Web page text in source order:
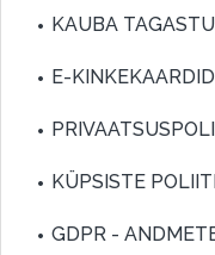
KAUBA
E-KINKEKAARDID
KÜPSISTE
GDPR -